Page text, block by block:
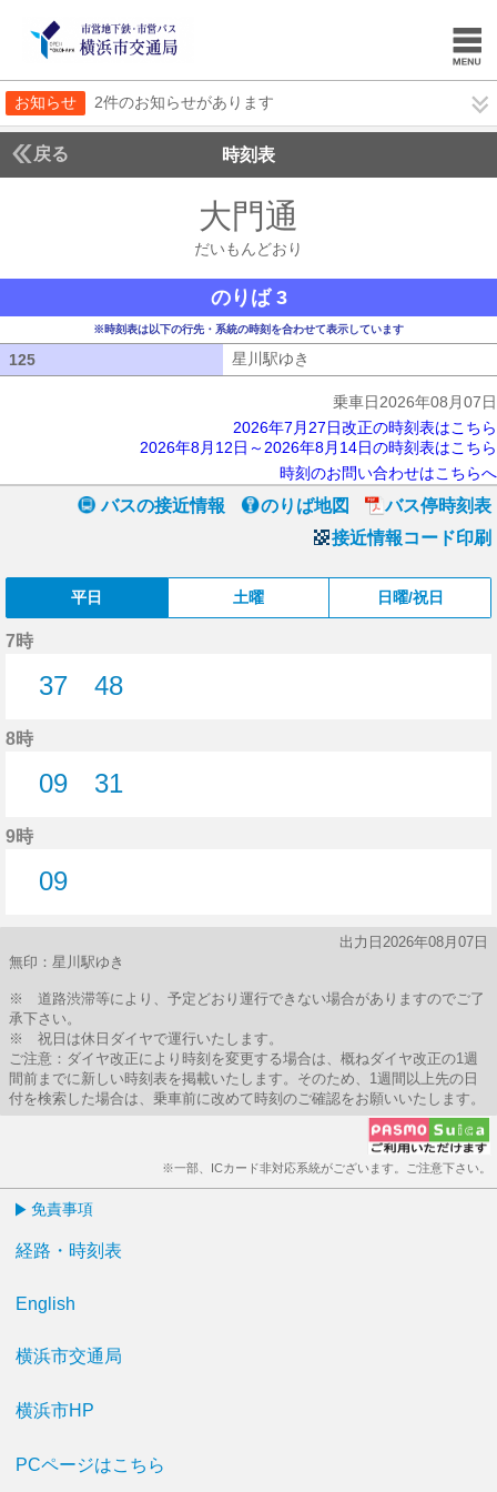
お知らせ 2件のお知らせがあります
戻る 時刻表
大門通
だいもんどおり
のりば 3
※時刻表は以下の行先・系統の時刻を合わせて表示しています
125 星川駅ゆき
乗車日2026年08月07日
2026年7月27日改正の時刻表はこちら
2026年8月12日～2026年8月14日の時刻表はこちら
時刻のお問い合わせはこちらへ
バスの接近情報 のりば地図
バス停時刻表
接近情報コード印刷
平日 土曜 日曜/祝日
7時
37
48
8時
09
31
9時
09
出力日2026年08月07日
無印：星川駅ゆき
※ 道路渋滞等により、予定どおり運行できない場合がありますのでご了
承下さい。
※ 祝日は休日ダイヤで運行いたします。
ご注意：ダイヤ改正により時刻を変更する場合は、概ねダイヤ改正の1週
間前までに新しい時刻表を掲載いたします。そのため、1週間以上先の日
付を検索した場合は、乗車前に改めて時刻のご確認をお願いいたします。
※一部、ICカード非対応系統がございます。ご注意下さい。
免責事項
経路・時刻表
English
横浜市交通局
横浜市HP
PCページはこちら